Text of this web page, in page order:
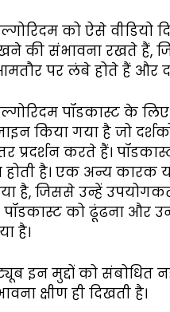
को ऐसे वीडियो
की संभावना रखते हैं,
पर लंबे होते हैं और
पॉडकास्ट के
किया गया है जो
प्रदर्शन करते हैं।
है। एक अन्य कारक
है, जिससे उन्हें
को ढूंढना और
है।
इन मुद्दों को संबोधित
क्षीण ही दिखती है।